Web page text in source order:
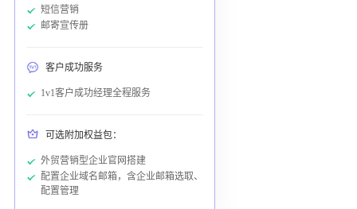
短信营销
邮寄宣传册
客户成功服务
1v1客户成功经理全程服务
可选附加权益包：
外贸营销型企业官网搭建
配置企业域名邮箱，含企业邮箱选取、
配置管理